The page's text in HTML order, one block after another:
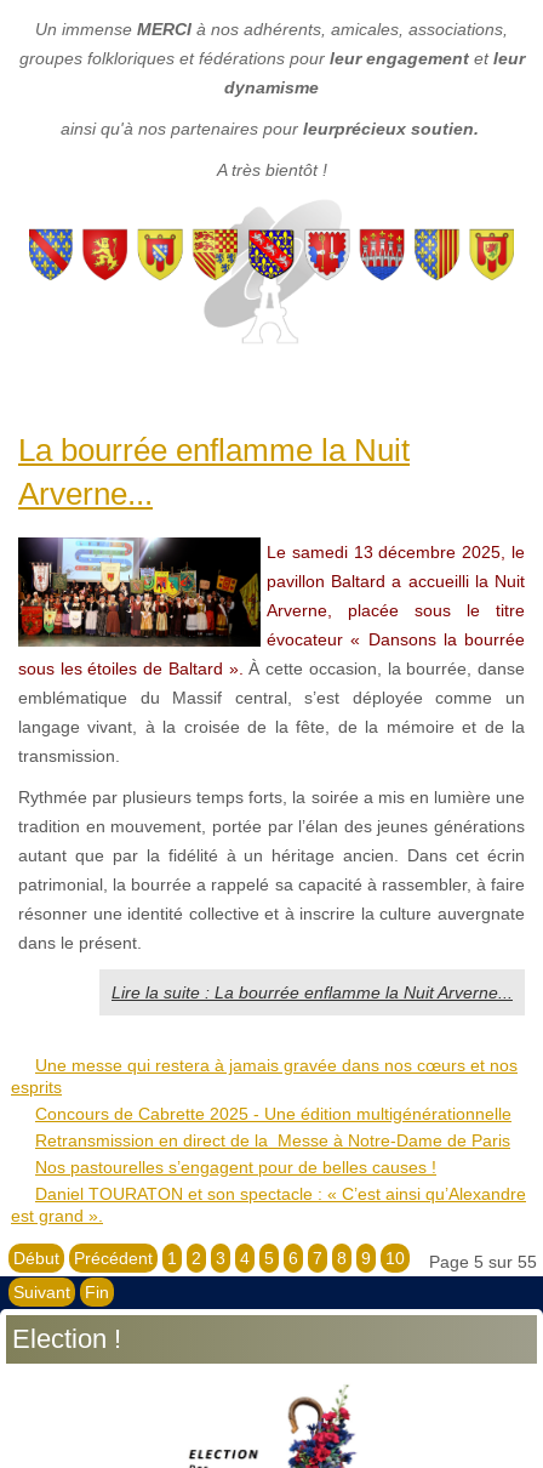
Un immense MERCI à nos adhérents, amicales, associations,
groupes folkloriques et fédérations pourleur engagement etleur
dynamisme
ainsi qu'à nos partenaires pourleurprécieux soutien.
A très bientôt !
La bourrée enflamme la Nuit
Arverne...
Le samedi 13 décembre 2025, le
pavillon Baltard a accueilli la Nuit
Arverne, placée sous le titre
évocateur « Dansons la bourrée
sous les étoiles de Baltard ». À cette occasion, la bourrée, danse
emblématique du Massif central, s’est déployée comme un
langage vivant, à la croisée de la fête, de la mémoire et de la
transmission.
Rythmée par plusieurs temps forts, la soirée a mis en lumière une
tradition en mouvement, portée par l’élan des jeunes générations
autant que par la fidélité à un héritage ancien. Dans cet écrin
patrimonial, la bourrée a rappelé sa capacité à rassembler, à faire
résonner une identité collective et à inscrire la culture auvergnate
dans le présent.
Lire la suite : La bourrée enflamme la Nuit Arverne...
Une messe qui restera à jamais gravée dans nos cœurs et nos
esprits
Concours de Cabrette 2025 - Une édition multigénérationnelle
Retransmission en direct de la Messe à Notre-Dame de Paris
Nos pastourelles s’engagent pour de belles causes !
Daniel TOURATON et son spectacle : « C’est ainsi qu’Alexandre
est grand ».
Page 5 sur 55
Début Précédent 1 2 3 4 5 6 7 8 9
10
Suivant
Fin
Election !